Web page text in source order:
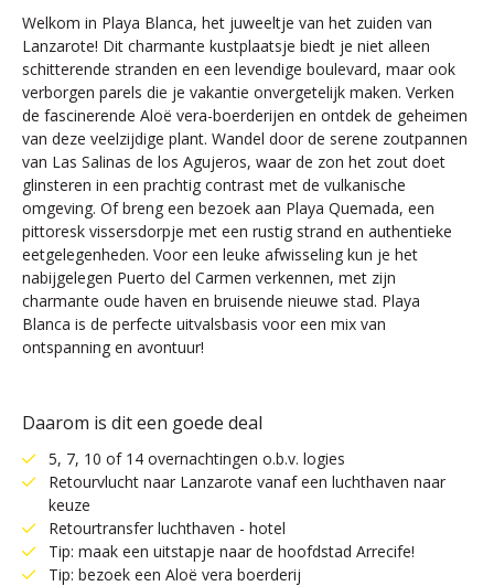
Welkom in Playa Blanca, het juweeltje van het zuiden van
Lanzarote! Dit charmante kustplaatsje biedt je niet alleen
schitterende stranden en een levendige boulevard, maar ook
verborgen parels die je vakantie onvergetelijk maken. Verken
de fascinerende Aloë vera-boerderijen en ontdek de geheimen
van deze veelzijdige plant. Wandel door de serene zoutpannen
van Las Salinas de los Agujeros, waar de zon het zout doet
glinsteren in een prachtig contrast met de vulkanische
omgeving. Of breng een bezoek aan Playa Quemada, een
pittoresk vissersdorpje met een rustig strand en authentieke
eetgelegenheden. Voor een leuke afwisseling kun je het
nabijgelegen Puerto del Carmen verkennen, met zijn
charmante oude haven en bruisende nieuwe stad. Playa
Blanca is de perfecte uitvalsbasis voor een mix van
ontspanning en avontuur!
Daarom is dit een goede deal
5, 7, 10 of 14 overnachtingen o.b.v. logies
Retourvlucht naar Lanzarote vanaf een luchthaven naar
keuze
Retourtransfer luchthaven - hotel
Tip: maak een uitstapje naar de hoofdstad Arrecife!
Tip: bezoek een Aloë vera boerderij